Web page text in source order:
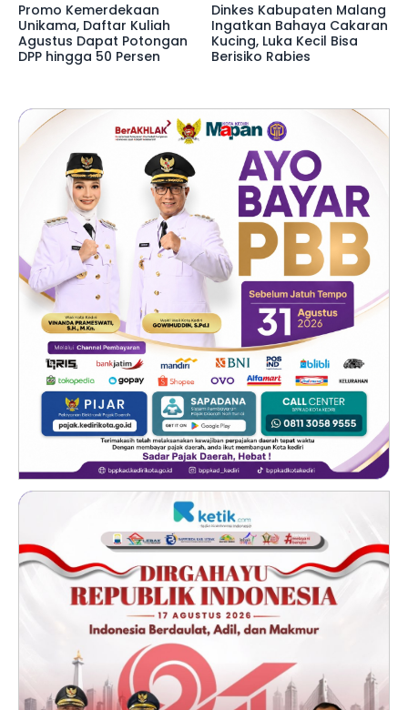
Promo Kemerdekaan
Unikama, Daftar Kuliah
Agustus Dapat Potongan
DPP hingga 50 Persen
Dinkes Kabupaten Malang
Ingatkan Bahaya Cakaran
Kucing, Luka Kecil Bisa
Berisiko Rabies